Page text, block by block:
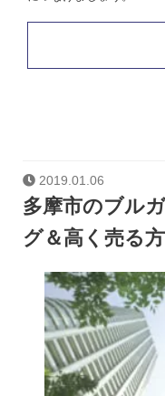
2019.01.06
多摩市のブル
グ＆高く売る